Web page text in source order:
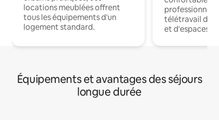
locations meublées offrent
tous les équipements d'un
logement standard.
professionnels
télétravail
et d'espaces
Équipements et avantages des séjours
longue durée